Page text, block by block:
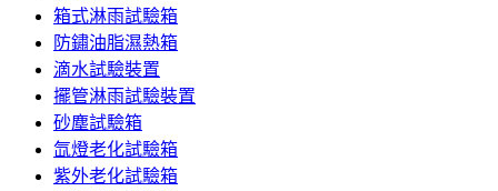
箱式淋雨試驗箱
防鏽油脂濕熱箱
滴水試驗裝置
擺管淋雨試驗裝置
砂塵試驗箱
氙燈老化試驗箱
紫外老化試驗箱